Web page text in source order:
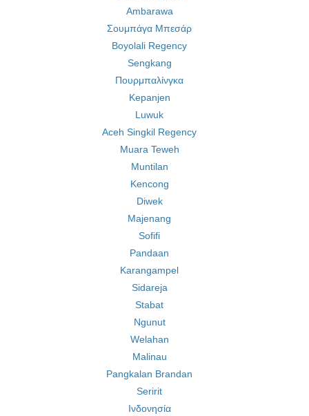
Ambarawa
Σουμπάγα Μπεσάρ
Boyolali Regency
Sengkang
Πουρμπαλίνγκα
Kepanjen
Luwuk
Aceh Singkil Regency
Muara Teweh
Muntilan
Kencong
Diwek
Majenang
Sofifi
Pandaan
Karangampel
Sidareja
Stabat
Ngunut
Welahan
Malinau
Pangkalan Brandan
Seririt
Ινδονησία